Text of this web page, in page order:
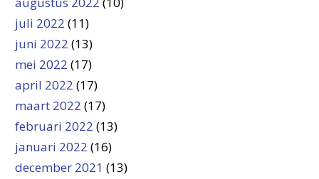
juli 2022 (11)
juni 2022 (13)
mei 2022 (17)
april 2022 (17)
maart 2022 (17)
februari 2022 (13)
januari 2022 (16)
december 2021 (13)